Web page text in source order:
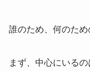
誰のため、何のため
まず、中心にいるの